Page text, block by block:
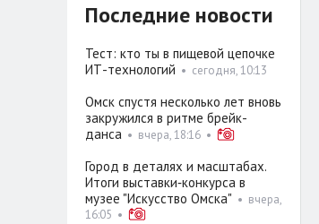
Последние новости
Тест: кто ты в пищевой цепочке
ИТ-технологий • сегодня, 10:13
Омск спустя несколько лет вновь
закружился в ритме брейк-
данса• вчера, 18:16•
Город в деталях и масштабах.
Итоги выставки‑конкурса в
музее "Искусство Омска" • вчера,
16:05 •